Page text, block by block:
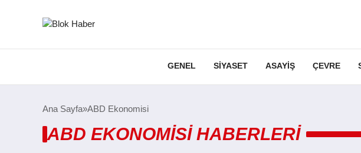
GENEL SIYASET ASAYIŞ ÇEVRE
Ana Sayfa ABD Ekonomisi
ABD EKONOMISI HABERLERI